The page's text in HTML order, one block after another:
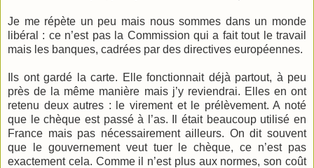
Je me répète un peu mais nous sommes dans un monde
libéral : ce n’est pas la Commission qui a fait tout le travail
mais les banques, cadrées par des directives européennes.
Ils ont gardé la carte. Elle fonctionnait déjà partout, à peu
près de la même manière mais j’y reviendrai. Elles en ont
retenu deux autres : le virement et le prélèvement. A noté
que le chèque est passé à l’as. Il était beaucoup utilisé en
France mais pas nécessairement ailleurs. On dit souvent
que le gouvernement veut tuer le chèque, ce n’est pas
exactement cela. Comme il n’est plus aux normes, son coût